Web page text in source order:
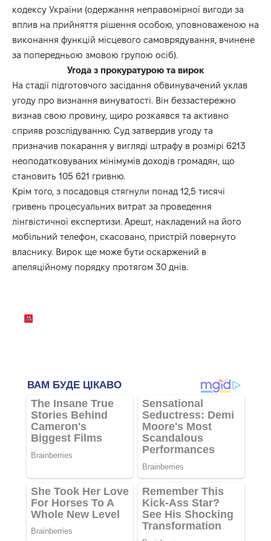
кодексу України (одержання неправомірної вигоди за
вплив на прийняття рішення особою, уповноваженою на
виконання функцій місцевого самоврядування, вчинене
за попередньою змовою групою осіб).
Угода з прокуратурою та вирок
На стадії підготовчого засідання обвинувачений уклав
угоду про визнання винуватості. Він беззастережно
визнав свою провину, щиро розкаявся та активно
сприяв розслідуванню. Суд затвердив угоду та
призначив покарання у вигляді штрафу в розмірі 6213
неоподатковуваних мінімумів доходів громадян, що
становить 105 621 гривню.
Крім того, з посадовця стягнули понад 12,5 тисячі
гривень процесуальних витрат за проведення
лінгвістичної експертизи. Арешт, накладений на його
мобільний телефон, скасовано, пристрій повернуто
власнику. Вирок ще може бути оскаржений в
апеляційному порядку протягом 30 днів.